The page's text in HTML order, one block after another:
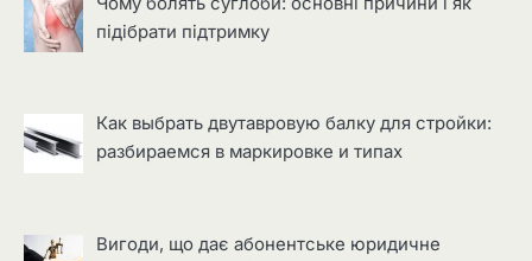
підібрати підтримку
Как выбрать двутавровую балку для стройки:
разбираемся в маркировке и типах
Вигоди, що дає абонентське юридичне